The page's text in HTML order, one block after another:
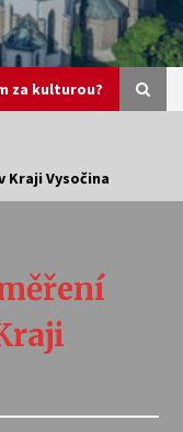
za kulturou?
Duškové: Stávám se
Kraji Vysočina